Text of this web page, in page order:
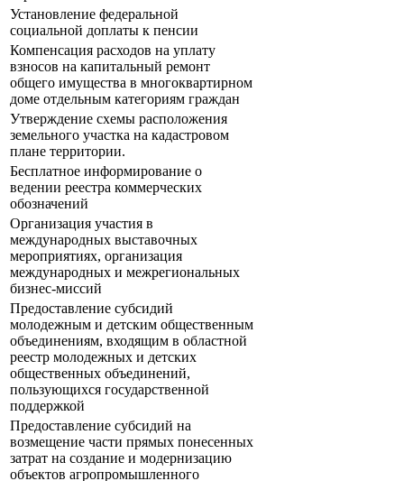
Установление федеральной
социальной доплаты к пенсии
Компенсация расходов на уплату
взносов на капитальный ремонт
общего имущества в многоквартирном
доме отдельным категориям граждан
Утверждение схемы расположения
земельного участка на кадастровом
плане территории.
Бесплатное информирование о
ведении реестра коммерческих
обозначений
Организация участия в
международных выставочных
мероприятиях, организация
международных и межрегиональных
бизнес-миссий
Предоставление субсидий
молодежным и детским общественным
объединениям, входящим в областной
реестр молодежных и детских
общественных объединений,
пользующихся государственной
поддержкой
Предоставление субсидий на
возмещение части прямых понесенных
затрат на создание и модернизацию
объектов агропромышленного